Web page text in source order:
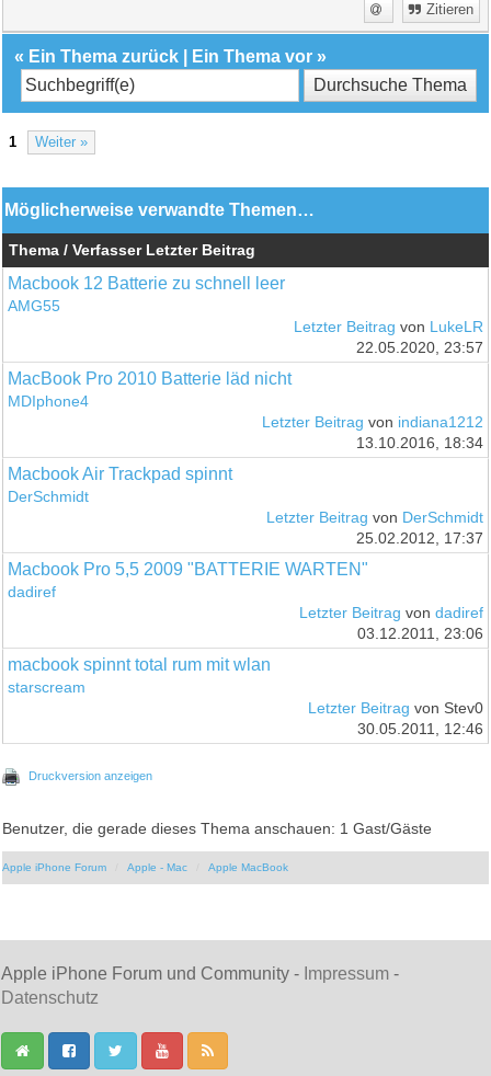
Zitieren
« Ein Thema zurück Ein Thema vor »
1 Weiter »
Möglicherweise verwandte Themen…
Thema / Verfasser Letzter Beitrag
Macbook 12 Batterie zu schnell leer
AMG55
Letzter Beitrag von LukeLR
22.05.2020, 23:57
MacBook Pro 2010 Batterie läd nicht
MDIphone4
Letzter Beitrag von indiana1212
13.10.2016, 18:34
Macbook Air Trackpad spinnt
DerSchmidt
Letzter Beitrag von DerSchmidt
25.02.2012, 17:37
Macbook Pro 5,5 2009 "BATTERIE WARTEN"
dadiref
Letzter Beitrag von dadiref
03.12.2011, 23:06
macbook spinnt total rum mit wlan
starscream
Letzter Beitrag von Stev0
30.05.2011, 12:46
Druckversion anzeigen
Benutzer, die gerade dieses Thema anschauen: 1 Gast/Gäste
Apple iPhone Forum Apple - Mac Apple MacBook
Apple iPhone Forum und Community - Impressum -
Datenschutz